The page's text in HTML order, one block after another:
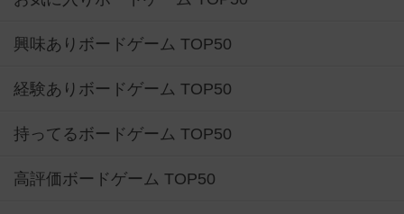
興味ありボードゲーム TOP50
経験ありボードゲーム TOP50
持ってるボードゲーム TOP50
高評価ボードゲーム TOP50